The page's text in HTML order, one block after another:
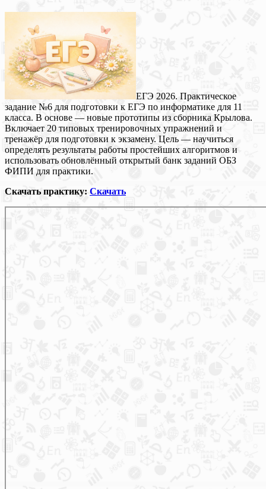
ЕГЭ 2026. Практическое
задание №6 для подготовки к ЕГЭ по информатике для 11
класса. В основе — новые прототипы из сборника Крылова.
Включает 20 типовых тренировочных упражнений и
тренажёр для подготовки к экзамену. Цель — научиться
определять результаты работы простейших алгоритмов и
использовать обновлённый открытый банк заданий ОБЗ
ФИПИ для практики.
Скачать практику: Скачать